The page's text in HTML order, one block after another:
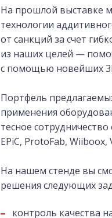
На прошлой выставке
технологии
от санкций за счет
из наших целей —
с помощью новейших
Портфель
применения
тесное
EPiC, ProtoFab,
На нашем стенде вы
решения следующих
контроль качества